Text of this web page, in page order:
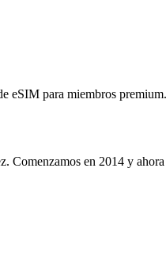
eSIM para miembros premium.
Comenzamos en 2014 y